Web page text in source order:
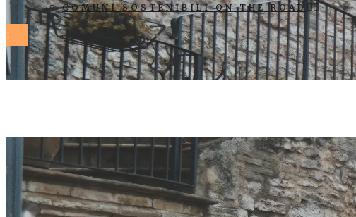
COMUNI SOSTENIBILI ON THE ROAD